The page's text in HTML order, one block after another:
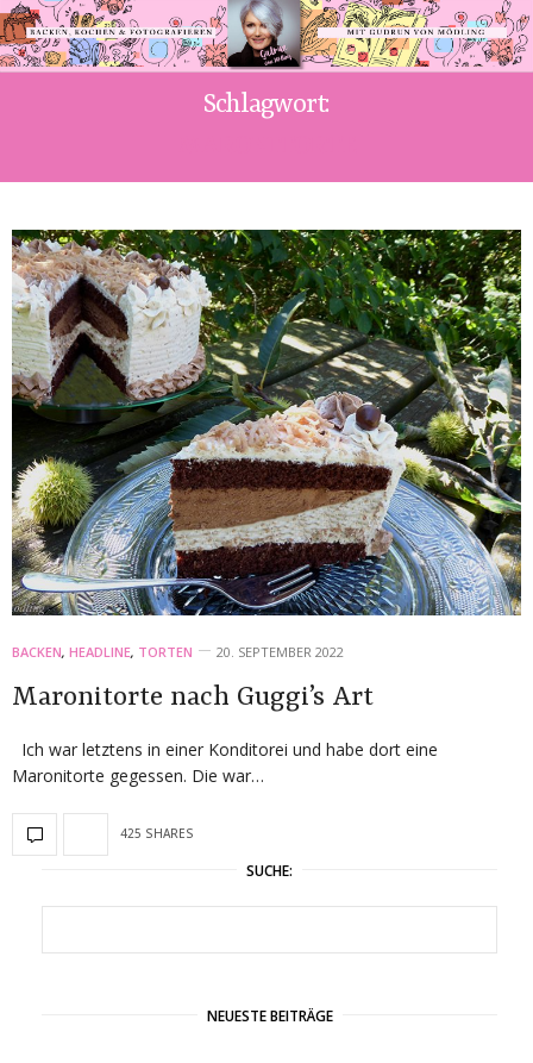
Schlagwort:
BACKEN, HEADLINE, TORTEN 20. SEPTEMBER 2022
Maronitorte nach Guggi’s Art
Ich war letztens in einer Konditorei und habe dort eine
Maronitorte gegessen. Die war…
425 SHARES
SUCHE:
NEUESTE BEITRÄGE